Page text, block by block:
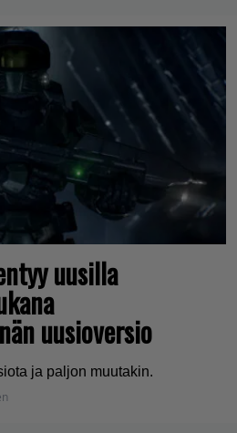
uusilla
uusioversio
ja paljon muutakin.